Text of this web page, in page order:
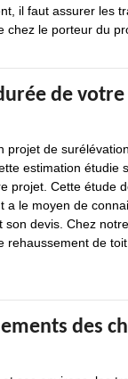
il faut assurer les
chez le porteur du
de
projet de
estimation étudie
projet. Cette étude
a le moyen de
son devis. Chez
rehaussement de
des